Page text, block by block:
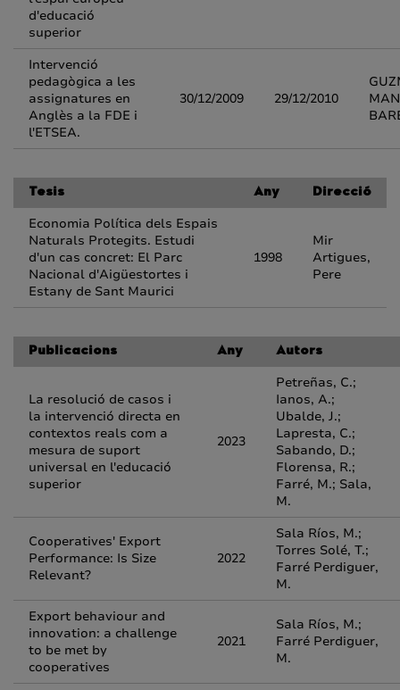
d'educació
superior
Intervenció
pedagògica a les
assignatures en
Anglès a la FDE i
l'ETSEA.
30/12/2009 29/12/2010
Tesis Any Direcció
Economia Política dels Espais
Naturals Protegits. Estudi
d'un cas concret: El Parc
Nacional d'Aigüestortes i
Estany de Sant Maurici
1998
Mir
Artigues,
Pere
Publicacions Any Autors
La resolució de casos i
la intervenció directa en
contextos reals com a
mesura de suport
universal en l'educació
superior
2023
Petreñas, C.;
Ianos, A.;
Ubalde, J.;
Lapresta, C.;
Sabando, D.;
Florensa, R.;
Farré, M.; Sala,
M.
Cooperatives' Export
Performance: Is Size
Relevant?
2022
Sala Ríos, M.;
Torres Solé, T.;
Farré Perdiguer,
M.
Export behaviour and
innovation: a challenge
to be met by
cooperatives
2021
Sala Ríos, M.;
Farré Perdiguer,
M.